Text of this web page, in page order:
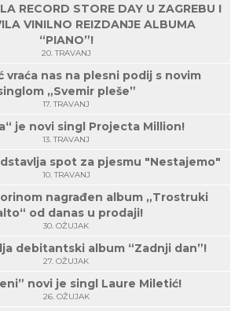
RECORD STORE DAY U ZAGREBU I
VINILNO REIZDANJE ALBUMA
“PIANO”!
20. TRAVANJ
vraća nas na plesni podij s novim
„Svemir pleše”
17. TRAVANJ
je novi singl Projecta Million!
13. TRAVANJ
spot za pjesmu "Nestajemo"
10. TRAVANJ
nagrađen album „Trostruki
od danas u prodaji!
30. OŽUJAK
debitantski album “Zadnji dan”!
27. OŽUJAK
novi je singl Laure Miletić!
26. OŽUJAK